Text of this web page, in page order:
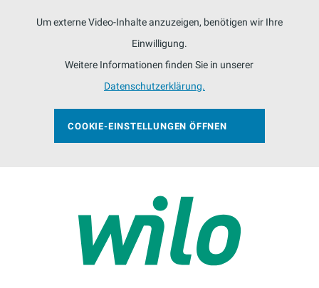
Um externe Video-Inhalte anzuzeigen, benötigen wir Ihre
Einwilligung.
Weitere Informationen finden Sie in unserer
Datenschutzerklärung.
COOKIE-EINSTELLUNGEN ÖFFNEN